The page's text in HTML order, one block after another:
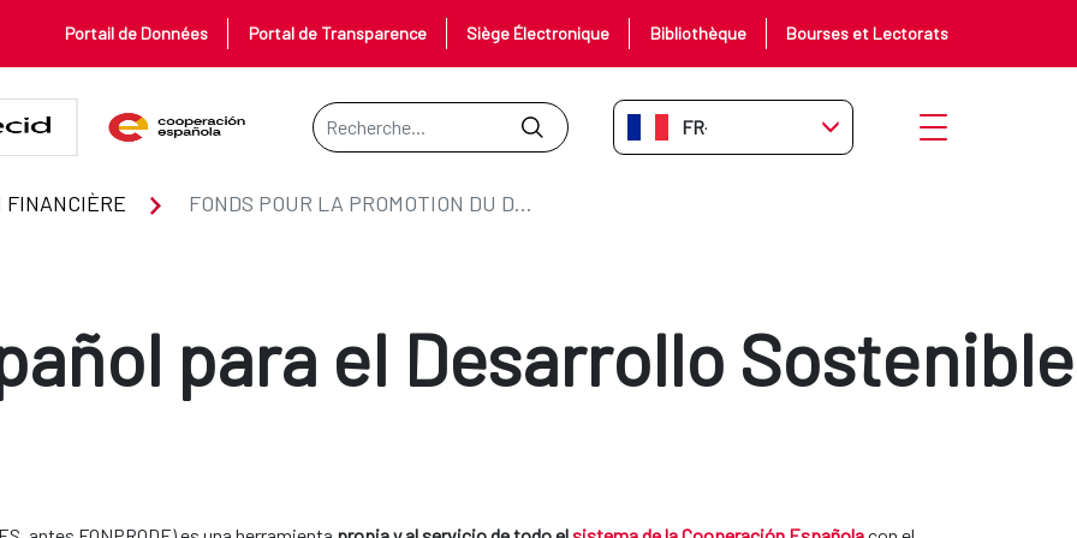
Portail de Données Portal de Transparence Siège Électronique Bibliothèque Bourses et Lectorats
Barre de recherche
FR-FR Ouvrir le menu
FINANCIÈRE FONDS POUR LA PROMOTION DU DÉVELOPPEMENT
para el Desarrollo Sostenible